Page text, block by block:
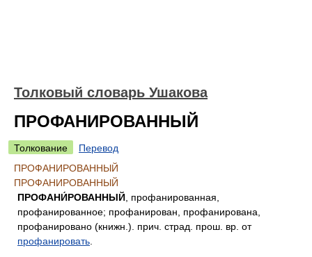
Толковый словарь Ушакова
ПРОФАНИРОВАННЫЙ
Толкование
Перевод
ПРОФАНИРОВАННЫЙ
ПРОФАНИРОВАННЫЙ
ПРОФАНИ́РОВАННЫЙ , профанированная,
профанированное; профанирован, профанирована,
профанировано (книжн.). прич. страд. прош. вр. от
профанировать